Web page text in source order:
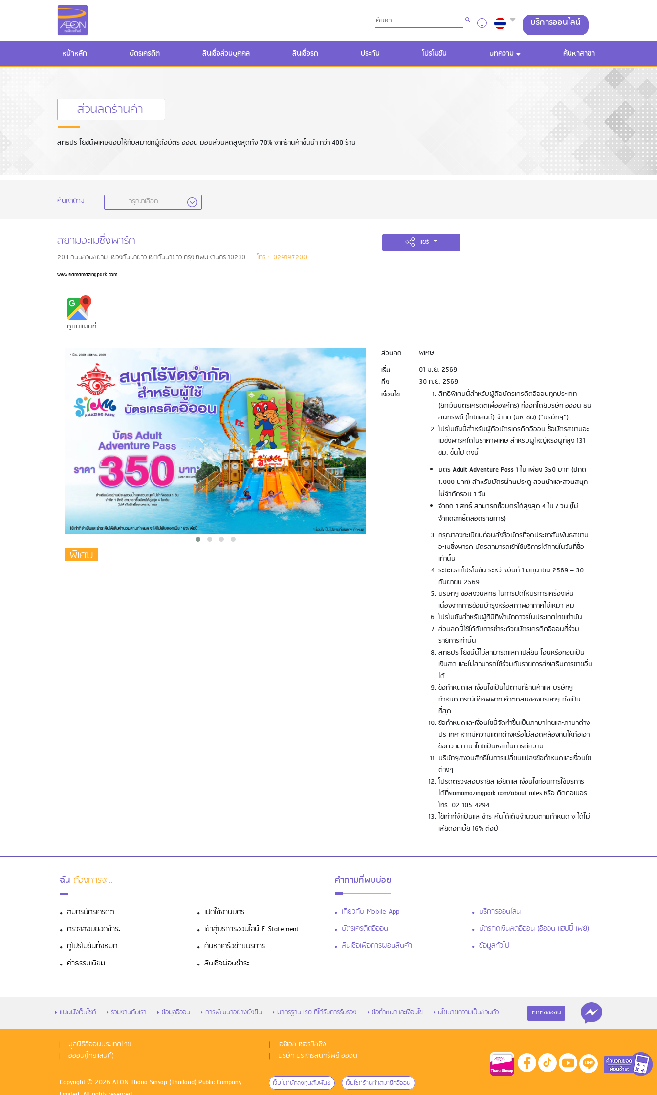
บริการออนไลน์
หน้าหลัก บัตรเครดิต สินเชื่อส่วนบุคคล สินเชื่อรถ ประกัน โปรโมชัน บทความ ค้นหาสาขา
ส่วนลดร้านค้า
สิทธิประโยชน์พิเศษมอบให้กับสมาชิกผู้ถือบัตร อิออน มอบส่วนลดสูงสุดถึง 70% จากร้านค้าชั้นนำ กว่า 400 ร้าน
ค้นหาตาม
สยามอะเมซิ่งพาร์ค
203 ถนนสวนสยาม แขวงคันนายาว เขตคันนายาว กรุงเทพมหานคร 10230 โทร : 029197200
www.siamamazingpark.com
แชร์
ดูบนแผนที่
พิเศษ
ส่วนลด พิเศษ
เริ่ม 01 มิ.ย. 2569
ถึง 30 ก.ย. 2569
เงื่อนไข
สิทธิพิเศษนี้สำหรับผู้ถือบัตรเครดิตอิออนทุกประเภท
(ยกเว้นบัตรเครดิตเพื่อองค์กร) ที่ออกโดยบริษัท อิออน ธน
สินทรัพย์ (ไทยแลนด์) จำกัด (มหาชน) (“บริษัทฯ”)
โปรโมชันนี้สำหรับผู้ถือบัตรเครดิตอิออน ซื้อบัตรสยามอะ
เมซิ่งพาร์คได้ในราคาพิเศษ สำหรับผู้ใหญ่หรือผู้ที่สูง 131
ซม. ขึ้นไป ดังนี้
บัตร Adult Adventure Pass 1 ใบ เพียง 350 บาท (ปกติ
1,000 บาท) สำหรับบัตรผ่านประตู สวนน้ำและสวนสนุก
ไม่จำกัดรอบ 1 วัน
จำกัด 1 สิทธิ์ สามารถซื้อบัตรได้สูงสุด 4 ใบ / วัน (ไม่
จำกัดสิทธิ์ตลอดรายการ)
กรุณาลงทะเบียนก่อนสั่งซื้อบัตรที่จุดประชาสัมพันธ์สยาม
อะเมซิ่งพาร์ค บัตรสามารถเข้าใช้บริการได้ภายในวันที่ซื้อ
เท่านั้น
ระยะเวลาโปรโมชัน ระหว่างวันที่ 1 มิถุนายน 2569 – 30
กันยายน 2569
บริษัทฯ ขอสงวนสิทธิ์ ในการปิดให้บริการเครื่องเล่น
เนื่องจากการซ่อมบำรุงหรือสภาพอากาศไม่เหมาะสม
โปรโมชันสำหรับผู้ที่มีที่พำนักถาวรในประเทศไทยเท่านั้น
ส่วนลดนี้ใช้ได้กับการชำระด้วยบัตรเครดิตอิออนที่ร่วม
รายการเท่านั้น
สิทธิประโยชน์นี้ไม่สามารถแลก เปลี่ยน โอนหรือทอนเป็น
เงินสด และไม่สามารถใช้ร่วมกับรายการส่งเสริมการขายอื่น
ได้
ข้อกำหนดและเงื่อนไขเป็นไปตามที่ร้านค้าและบริษัทฯ
กำหนด กรณีมีข้อพิพาท คำตัดสินของบริษัทฯ ถือเป็น
ที่สุด
ข้อกำหนดและเงื่อนไขนี้จัดทำขึ้นเป็นภาษาไทยและภาษาต่าง
ประเทศ หากมีความแตกต่างหรือไม่สอดคล้องกันให้ถือเอา
ข้อความภาษาไทยเป็นหลักในการตีความ
บริษัทฯสงวนสิทธิ์ในการเปลี่ยนแปลงข้อกำหนดและเงื่อนไข
ต่างๆ
โปรดตรวจสอบรายละเอียดและเงื่อนไขก่อนการใช้บริการ
ได้ที่siamamazingpark.com/about-rules หรือ ติดต่อเบอร์
โทร. 02-105-4294
ใช้เท่าที่จำเป็นและชำระคืนได้เต็มจำนวนตามกำหนด จะได้ไม่
เสียดอกเบี้ย 16% ต่อปี
ฉัน ต้องการจะ..
สมัครบัตรเครดิต
เปิดใช้งานบัตร
ตรวจสอบยอดชำระ
เข้าสู่บริการออนไลน์ E-Statement
ดูโปรโมชันทั้งหมด
ค้นหาเครือข่ายบริการ
ค่าธรรมเนียม
สินเชื่อผ่อนชำระ
คำถามที่พบบ่อย
เกี่ยวกับ Mobile App
บริการออนไลน์
บัตรเครดิตอิออน
บัตรกดเงินสดอิออน (อิออน แฮปปี้ เพย์)
สินเชื่อเพื่อการผ่อนสินค้า
ข้อมูลทั่วไป
แผนผังเว็บไซต์ ร่วมงานกับเรา ข้อมูลอิออน การพัฒนาอย่างยั่งยืน มาตรฐาน ISO ที่ได้รับการรับรอง ข้อกำหนดและเงื่อนไข นโยบายความเป็นส่วนตัว ติดต่ออิออน
มูลนิธิอิออนประเทศไทย
เอซีเอส เซอร์วิสซิ่ง
อิออน(ไทยแลนด์)
บริษัท บริหารสินทรัพย์ อิออน
Copyright © 2026 AEON Thana Sinsap (Thailand) Public Company
เว็บไซด์นักลงทุนสัมพันธ์ เว็บไซด์ร้านค้าสมาชิกอิออน